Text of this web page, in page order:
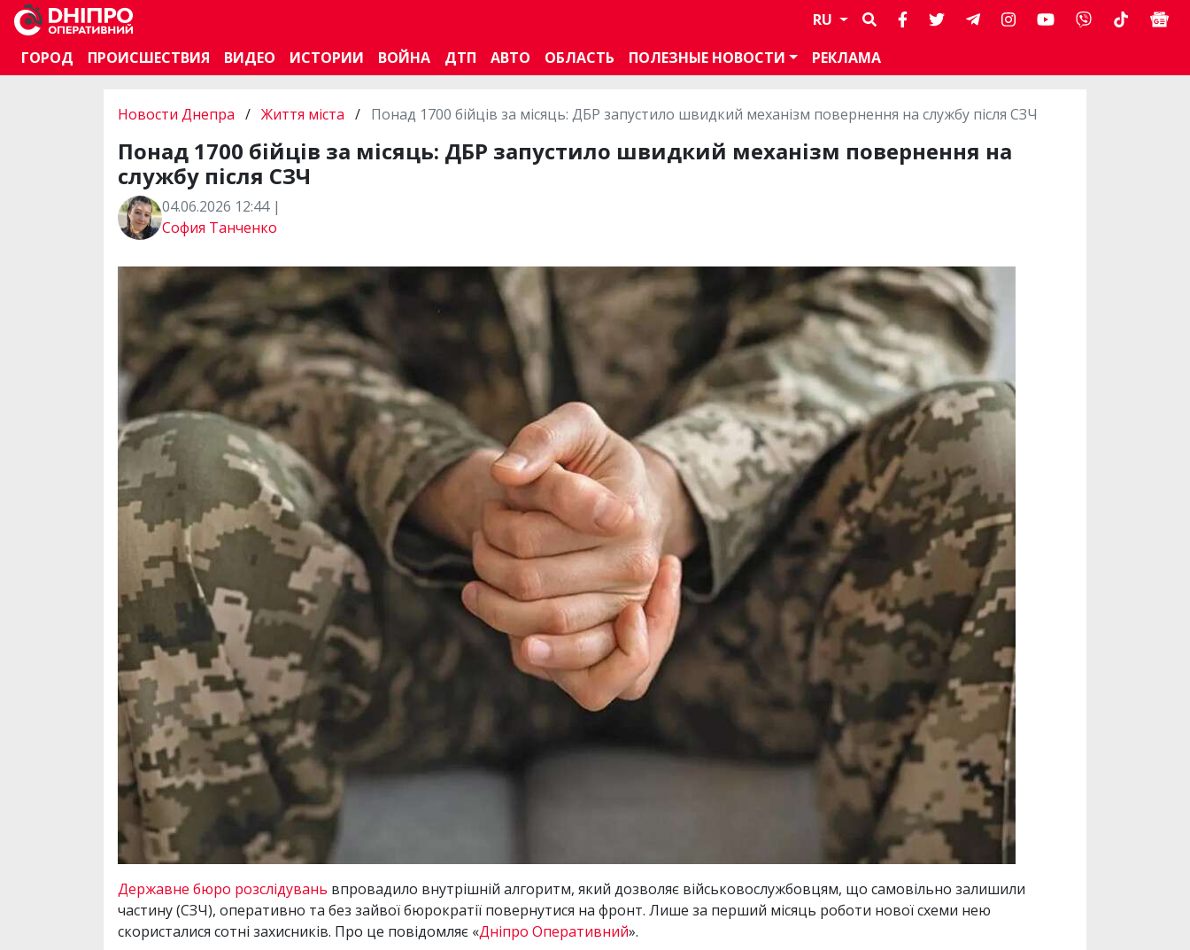
RU
ГОРОД
ПРОИСШЕСТВИЯ ВИДЕО ИСТОРИИ ВОЙНА ДТП АВТО ОБЛАСТЬ ПОЛЕЗНЫЕ НОВОСТИ РЕКЛАМА
Новости Днепра / Життя міста / Понад 1700 бійців за місяць: ДБР запустило швидкий механізм повернення на службу після СЗЧ
Понад 1700 бійців за місяць: ДБР запустило швидкий механізм повернення на
службу після СЗЧ
04.06.2026 12:44 |
София Танченко
Державне бюро розслідувань впровадило внутрішній алгоритм, який дозволяє військовослужбовцям, що самовільно залишили
частину (СЗЧ), оперативно та без зайвої бюрократії повернутися на фронт. Лише за перший місяць роботи нової схеми нею
скористалися сотні захисників. Про це повідомляє «Дніпро Оперативний».